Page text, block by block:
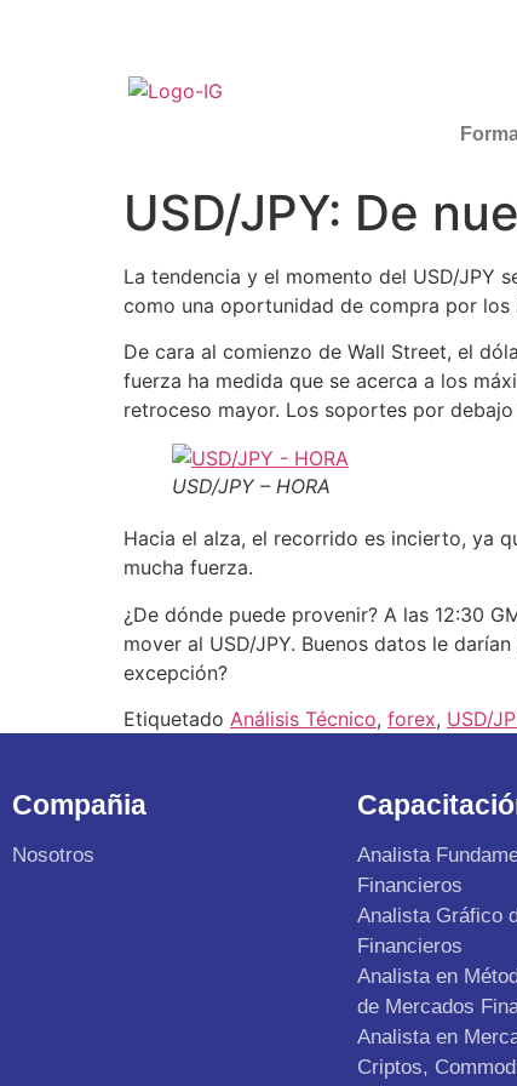
USD/JPY: De
La tendencia y el momento del USD/JPY
como una oportunidad de compra por los
De cara al comienzo de Wall Street, el
fuerza ha medida que se acerca a los
retroceso mayor. Los soportes por debajo
USD/JPY – HORA
Hacia el alza, el recorrido es incierto, ya
mucha fuerza.
¿De dónde puede provenir? A las 12:30
mover al USD/JPY. Buenos datos le
excepción?
Etiquetado Análisis Técnico, forex, USD/
Compañia
Nosotros
Analista
Financieros
Analista Gráfico
Financieros
Analista en
de Mercados
Analista en
Criptos,